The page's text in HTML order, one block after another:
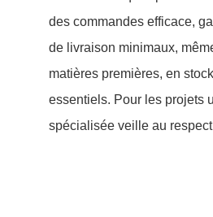
des commandes efficace,
de livraison minimaux,
matières premières, en
essentiels. Pour les projets
spécialisée veille au